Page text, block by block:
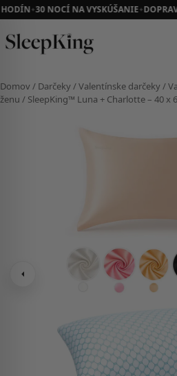
✦30 NOCÍ NA VYSKÚŠANIE✦DOPRAVA
Domov/ Darčeky/Valentínske darčeky/
ženu / SleepKing™ Luna + Charlotte – 40 x